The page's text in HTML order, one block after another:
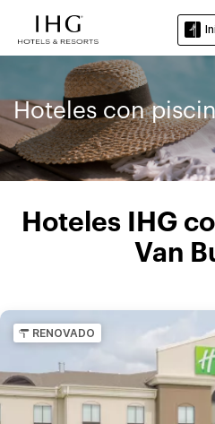
Hoteles con
Hoteles IHG
Van
RENOVADO